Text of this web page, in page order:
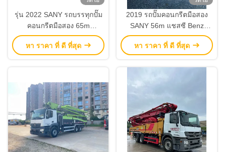
รุ่น 2022 SANY รถบรรทุกปั๊ม
คอนกรีตมือสอง 65m
SYM5541THBF สําหรับการ
ก่อสร้างสูง
หา ราคา ที่ ดี ที่สุด
2019 รถปั๊มคอนกรีตมือสอง
SANY 56m แชสซี Benz
สำหรับอุปกรณ์ก่อสร้าง
หา ราคา ที่ ดี ที่สุด